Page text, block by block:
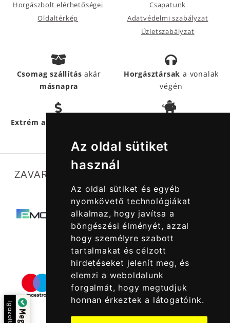
Az oldal sütiket
használ
Az oldal sütiket és egyéb
nyomkövető technológiákat
alkalmaz, hogy javítsa a
böngészési élményét, azzal
hogy személyre szabott
tartalmakat és célzott
hirdetéseket jelenít meg, és
elemzi a weboldalunk
forgalmát, hogy megtudjuk
honnan érkeztek a látogatóink.
Horgászbolt elérhetőségei
Oldaltérkép
Csapatunk
Adatvédelmi szabályzat
Üzletszabályzat
Csomag szállításakár
másnapra
Horgásztársak a vonalak
végén
Extrém akciós termékek
ZAVARTALAN MŰKÖDÉSÜNKET SEGÍTIK
Igazolta: